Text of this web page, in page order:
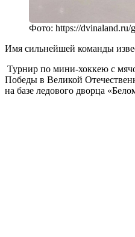
Фото: https://dvinaland.ru/
Имя сильнейшей команды
Турнир по мини-хоккею с
Победы в Великой
на базе ледового дворца